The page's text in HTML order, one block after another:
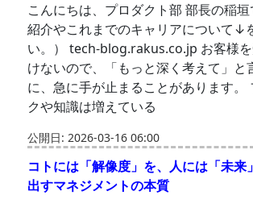
こんにちは、プロダクト部 部長の稲
紹介やこれまでのキャリアについて↓
い。） tech-blog.rakus.co.jp お客様
けないので、「もっと深く考えて」と
に、急に手が止まることがあります。
クや知識は増えている
公開日: 2026-03-16 06:00
コトには「解像度」を、人には「未
出すマネジメントの本質